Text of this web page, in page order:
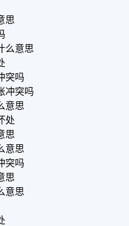
思
么意思
突吗
冲突吗
意思
处
思
意思
突吗
思
意思